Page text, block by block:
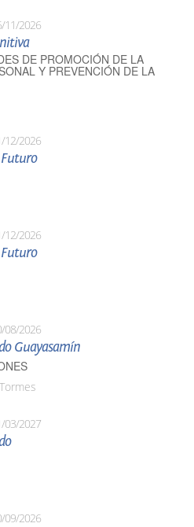
11/2026
DE PROMOCIÓN DE LA
Y PREVENCIÓN DE LA
12/2026
12/2026
08/2026
Guayasamín
03/2027
09/2026